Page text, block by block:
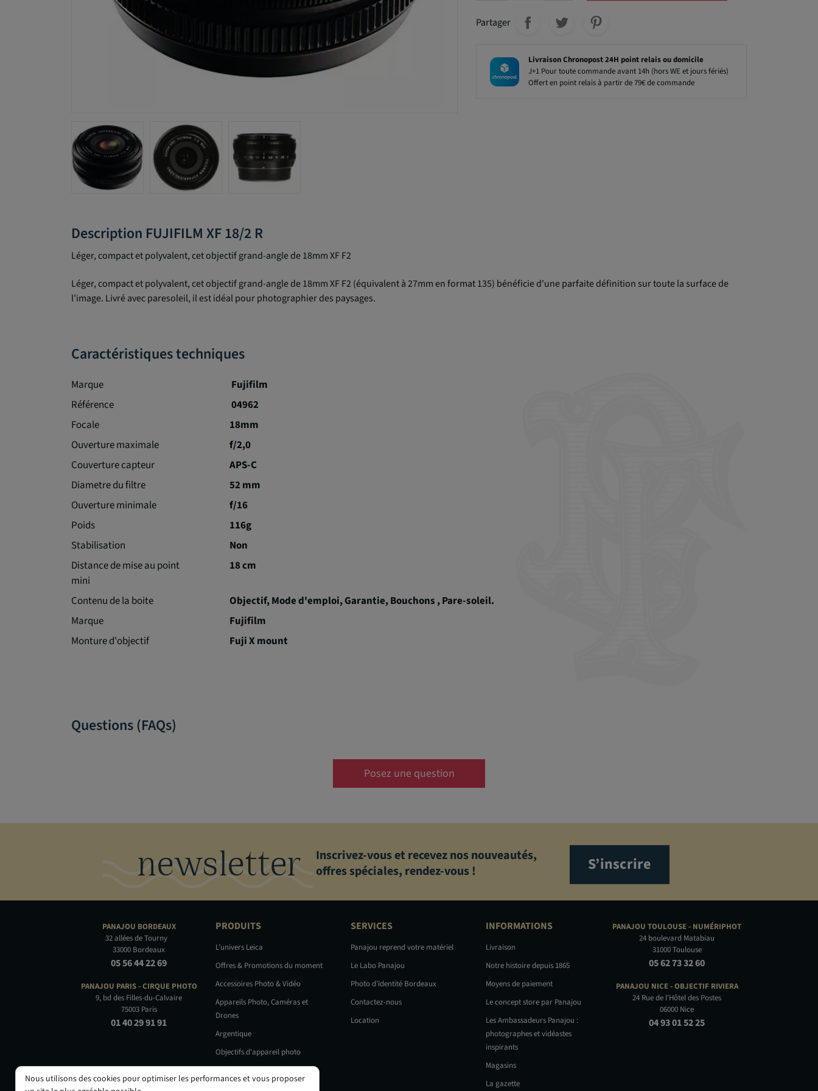
Partager
Livraison Chronopost 24H point relais ou domicile
J+1 Pour toute commande avant 14h (hors WE et jours fériés)
Offert en point relais à partir de 79€ de commande
Description FUJIFILM XF 18/2 R
Léger, compact et polyvalent, cet objectif grand-angle de 18mm XF F2
Léger, compact et polyvalent, cet objectif grand-angle de 18mm XF F2 (équivalent à 27mm en format 135) bénéficie d'une parfaite définition sur toute la surface de
l'image. Livré avec paresoleil, il est idéal pour photographier des paysages.
Caractéristiques techniques
Marque
Fujifilm
Référence
04962
Focale
18mm
Ouverture maximale
f/2,0
Couverture capteur
APS-C
Diametre du filtre
52 mm
Ouverture minimale
f/16
Poids
116g
Stabilisation
Non
Distance de mise au point
mini
18 cm
Contenu de la boite
Objectif, Mode d'emploi, Garantie, Bouchons , Pare-soleil.
Marque
Fujifilm
Monture d'objectif
Fuji X mount
Questions (FAQs)
Posez une question
newsletter
Inscrivez-vous et recevez nos nouveautés,
offres spéciales, rendez-vous !
S’inscrire
PANAJOU BORDEAUX
32 allées de Tourny
33000 Bordeaux
05 56 44 22 69
PANAJOU PARIS -CIRQUE PHOTO
9, bd des Filles-du-Calvaire
75003 Paris
01 40 29 91 91
PRODUITS
L'univers Leica
Offres & Promotions du moment
Accessoires Photo & Vidéo
Appareils Photo, Caméras et
Drones
Argentique
Objectifs d'appareil photo
Occasions
SERVICES
Panajou reprend votre matériel
Le Labo Panajou
Photo d’identité Bordeaux
Contactez-nous
Location
INFORMATIONS
Livraison
Notre histoire depuis 1865
Moyens de paiement
Le concept store par Panajou
Les Ambassadeurs Panajou :
photographes et vidéastes
inspirants
Magasins
La gazette
PANAJOU TOULOUSE - NUMÉRIPHOT
24 boulevard Matabiau
31000 Toulouse
05 62 73 32 60
PANAJOU NICE -OBJECTIF RIVIERA
24 Rue de l'Hôtel des Postes
06000 Nice
04 93 01 52 25
Nous utilisons des cookies pour optimiser les performances et vous proposer